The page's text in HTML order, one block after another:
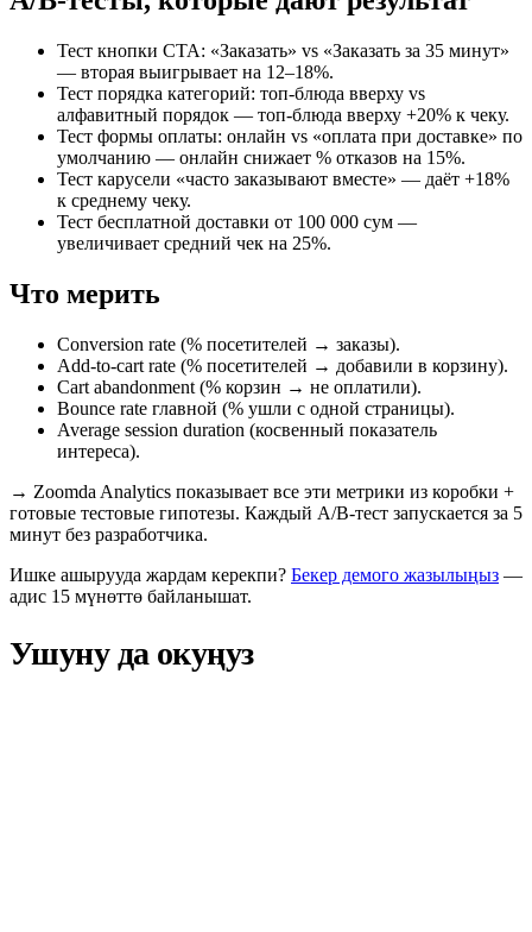
Тест кнопки CTA: «Заказать» vs «Заказать за 35 минут»
— вторая выигрывает на 12–18%.
Тест порядка категорий: топ-блюда вверху vs
алфавитный порядок — топ-блюда вверху +20% к чеку.
Тест формы оплаты: онлайн vs «оплата при доставке» по
умолчанию — онлайн снижает % отказов на 15%.
Тест карусели «часто заказывают вместе» — даёт +18%
к среднему чеку.
Тест бесплатной доставки от 100 000 сум —
увеличивает средний чек на 25%.
Что мерить
Conversion rate (% посетителей → заказы).
Add-to-cart rate (% посетителей → добавили в корзину).
Cart abandonment (% корзин → не оплатили).
Bounce rate главной (% ушли с одной страницы).
Average session duration (косвенный показатель
интереса).
→ Zoomda Analytics показывает все эти метрики из коробки +
готовые тестовые гипотезы. Каждый A/B-тест запускается за 5
минут без разработчика.
Ишке ашырууда жардам керекпи? Бекер демого жазылыңыз —
адис 15 мүнөттө байланышат.
Ушуну да окуңуз